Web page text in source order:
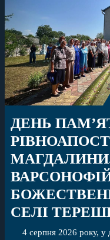
ДЕНЬ
СЕЛІ
4 серпня 2026 року, у